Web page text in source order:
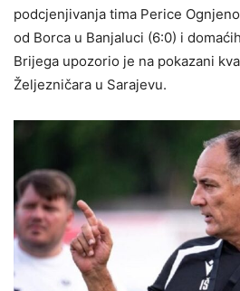
podcjenjivanja tima Perice
od Borca u Banjaluci (6:0) i
Brijega upozorio je na pokazani
Željezničara u Sarajevu.